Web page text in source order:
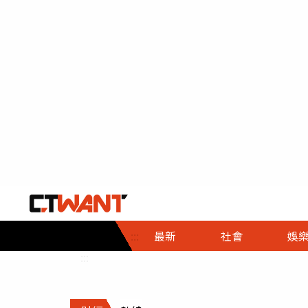
::: 最新 社會
社會首頁
時事
調查
娛樂
娛樂首頁
即時
財經首頁
熱線
政